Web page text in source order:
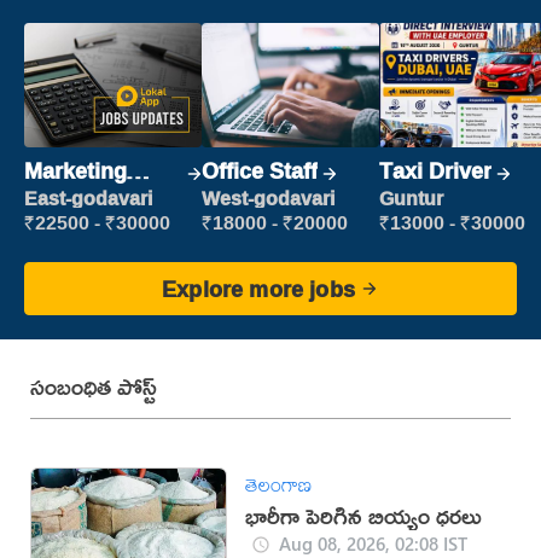
Marketing
Executive
East-godavari
₹22500 - ₹30000
Office Staff
West-godavari
₹18000 - ₹20000
Taxi Driver
Guntur
₹13000 - ₹30000
Explore more jobs
సంబంధిత పోస్ట్
తెలంగాణ
భారీగా పెరిగిన బియ్యం ధరలు
Aug 08, 2026, 02:08 IST